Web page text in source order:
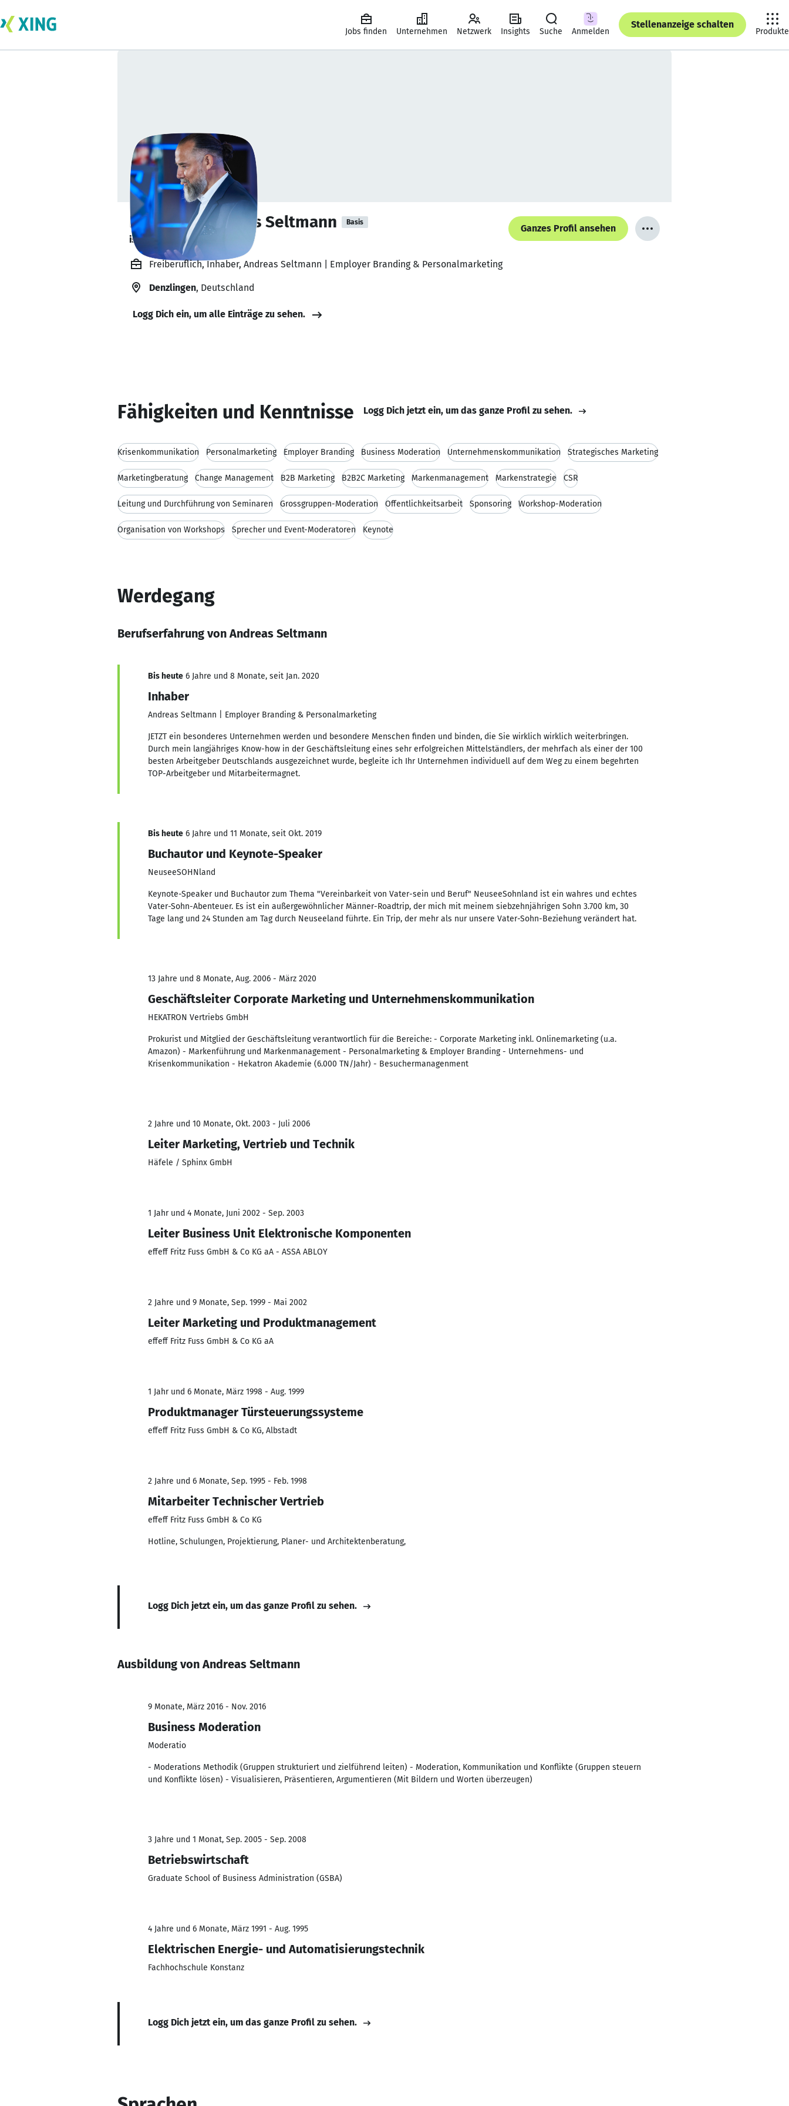
Jobs finden Unternehmen Netzwerk Insights Suche Anmelden
Stellenanzeige schalten
Produkte
Dipl.-Ing. Andreas Seltmann Basis
ist verfügbar. ✅
Ganzes Profil ansehen
Freiberuflich, Inhaber, Andreas Seltmann | Employer Branding & Personalmarketing
Denzlingen, Deutschland
Logg Dich ein, um alle Einträge zu sehen.
Fähigkeiten und Kenntnisse Logg Dich jetzt ein, um das ganze Profil zu sehen.
Krisenkommunikation Personalmarketing Employer Branding Business Moderation Unternehmenskommunikation Strategisches Marketing
Marketingberatung Change Management B2B Marketing B2B2C Marketing Markenmanagement Markenstrategie CSR
Leitung und Durchführung von Seminaren Grossgruppen-Moderation Öffentlichkeitsarbeit Sponsoring Workshop-Moderation
Organisation von Workshops Sprecher und Event-Moderatoren Keynote
Werdegang
Berufserfahrung von Andreas Seltmann
Bis heute 6 Jahre und 8 Monate, seit Jan. 2020
Inhaber
Andreas Seltmann | Employer Branding & Personalmarketing
JETZT ein besonderes Unternehmen werden und besondere Menschen finden und binden, die Sie wirklich wirklich weiterbringen.
Durch mein langjähriges Know-how in der Geschäftsleitung eines sehr erfolgreichen Mittelständlers, der mehrfach als einer der 100
besten Arbeitgeber Deutschlands ausgezeichnet wurde, begleite ich Ihr Unternehmen individuell auf dem Weg zu einem begehrten
TOP-Arbeitgeber und Mitarbeitermagnet.
Bis heute 6 Jahre und 11 Monate, seit Okt. 2019
Buchautor und Keynote-Speaker
NeuseeSOHNland
Keynote-Speaker und Buchautor zum Thema "Vereinbarkeit von Vater-sein und Beruf" NeuseeSohnland ist ein wahres und echtes
Vater-Sohn-Abenteuer. Es ist ein außergewöhnlicher Männer-Roadtrip, der mich mit meinem siebzehnjährigen Sohn 3.700 km, 30
Tage lang und 24 Stunden am Tag durch Neuseeland führte. Ein Trip, der mehr als nur unsere Vater-Sohn-Beziehung verändert hat.
13 Jahre und 8 Monate, Aug. 2006 - März 2020
Geschäftsleiter Corporate Marketing und Unternehmenskommunikation
HEKATRON Vertriebs GmbH
Prokurist und Mitglied der Geschäftsleitung verantwortlich für die Bereiche: - Corporate Marketing inkl. Onlinemarketing (u.a.
Amazon) - Markenführung und Markenmanagement - Personalmarketing & Employer Branding - Unternehmens- und
Krisenkommunikation - Hekatron Akademie (6.000 TN/Jahr) - Besuchermanagenment
2 Jahre und 10 Monate, Okt. 2003 - Juli 2006
Leiter Marketing, Vertrieb und Technik
Häfele / Sphinx GmbH
1 Jahr und 4 Monate, Juni 2002 - Sep. 2003
Leiter Business Unit Elektronische Komponenten
effeff Fritz Fuss GmbH & Co KG aA - ASSA ABLOY
2 Jahre und 9 Monate, Sep. 1999 - Mai 2002
Leiter Marketing und Produktmanagement
effeff Fritz Fuss GmbH & Co KG aA
1 Jahr und 6 Monate, März 1998 - Aug. 1999
Produktmanager Türsteuerungssysteme
effeff Fritz Fuss GmbH & Co KG, Albstadt
2 Jahre und 6 Monate, Sep. 1995 - Feb. 1998
Mitarbeiter Technischer Vertrieb
effeff Fritz Fuss GmbH & Co KG
Hotline, Schulungen, Projektierung, Planer- und Architektenberatung,
Logg Dich jetzt ein, um das ganze Profil zu sehen.
Ausbildung von Andreas Seltmann
9 Monate, März 2016 - Nov. 2016
Business Moderation
Moderatio
- Moderations Methodik (Gruppen strukturiert und zielführend leiten) - Moderation, Kommunikation und Konflikte (Gruppen steuern
und Konflikte lösen) - Visualisieren, Präsentieren, Argumentieren (Mit Bildern und Worten überzeugen)
3 Jahre und 1 Monat, Sep. 2005 - Sep. 2008
Betriebswirtschaft
Graduate School of Business Administration (GSBA)
4 Jahre und 6 Monate, März 1991 - Aug. 1995
Elektrischen Energie- und Automatisierungstechnik
Fachhochschule Konstanz
Logg Dich jetzt ein, um das ganze Profil zu sehen.